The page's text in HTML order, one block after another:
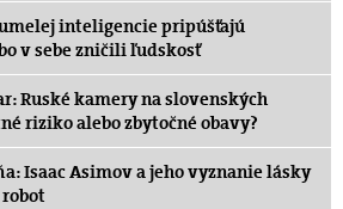
inteligencie pripúšťajú
v sebe zničili ľudskosť
Ruské kamery na slovenských
riziko alebo zbytočné obavy?
Isaac Asimov a jeho vyznanie lásky